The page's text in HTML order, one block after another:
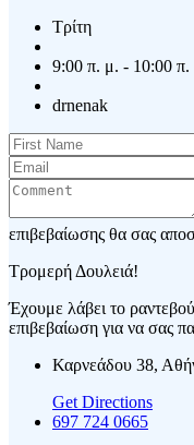
Τρίτη
9:00 π. μ. - 10:00 π.
drnenak
επιβεβαίωσης θα σας
Τρομερή Δουλειά!
Έχουμε λάβει το
επιβεβαίωση για να σας
Καρνεάδου 38,
Get Directions
697 724 0665